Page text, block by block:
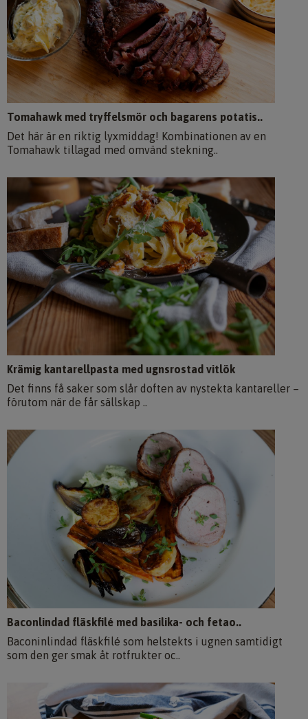
Tomahawk med tryffelsmör och bagarens potatis..
Det här är en riktig lyxmiddag! Kombinationen av en
Tomahawk tillagad med omvänd stekning..
Krämig kantarellpasta med ugnsrostad vitlök
Det finns få saker som slår doften av nystekta kantareller –
förutom när de får sällskap ..
Baconlindad fläskfilé med basilika- och fetao..
Baconinlindad fläskfilé som helstekts i ugnen samtidigt
som den ger smak åt rotfrukter oc..